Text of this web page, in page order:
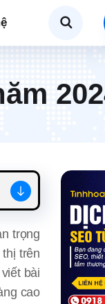
trọng
trên
bài
cao